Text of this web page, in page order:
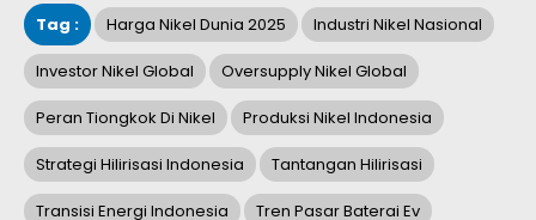
Tag : Harga Nikel Dunia 2025 Industri Nikel Nasional
Investor Nikel Global Oversupply Nikel Global
Peran Tiongkok Di Nikel Produksi Nikel Indonesia
Strategi Hilirisasi Indonesia Tantangan Hilirisasi
Transisi Energi Indonesia Tren Pasar Baterai Ev